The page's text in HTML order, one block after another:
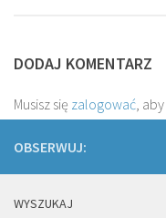
DODAJ KOMENTARZ
Musisz się zalogować,
OBSERWUJ:
WYSZUKAJ